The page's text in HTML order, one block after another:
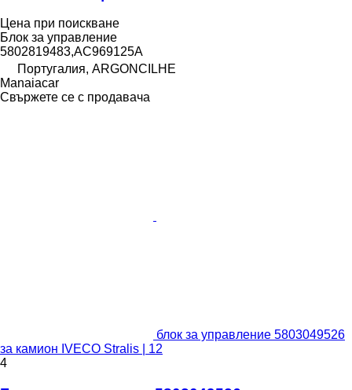
Цена при поискване
Блок за управление
5802819483,AC969125A
Португалия, ARGONCILHE
Manaiacar
Свържете се с продавача
блок за управление 5803049526
за камион IVECO Stralis | 12
4